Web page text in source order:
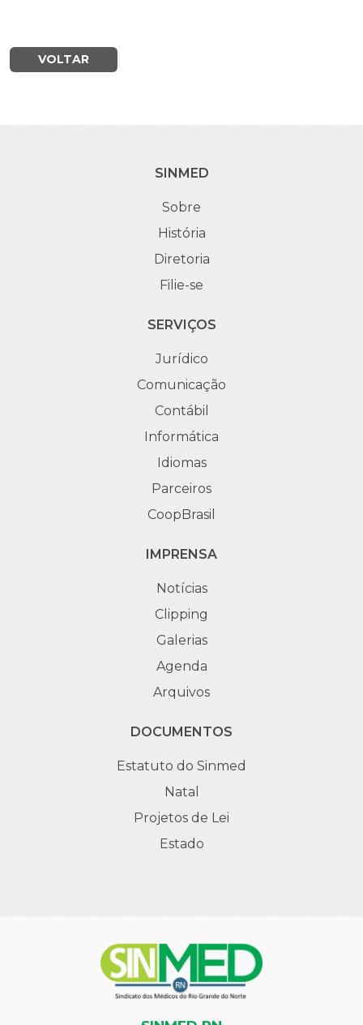
VOLTAR
SINMED
Sobre
História
Diretoria
Filie-se
SERVIÇOS
Jurídico
Comunicação
Contábil
Informática
Idiomas
Parceiros
CoopBrasil
IMPRENSA
Notícias
Clipping
Galerias
Agenda
Arquivos
DOCUMENTOS
Estatuto do Sinmed
Natal
Projetos de Lei
Estado